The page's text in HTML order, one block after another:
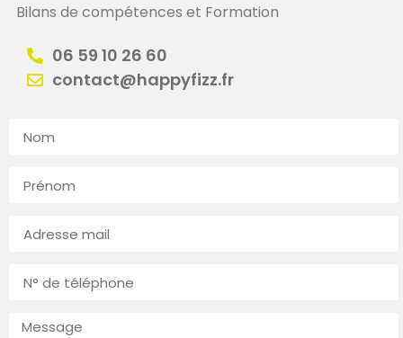
Bilans de compétences et Formation
06 59 10 26 60
contact@happyfizz.fr